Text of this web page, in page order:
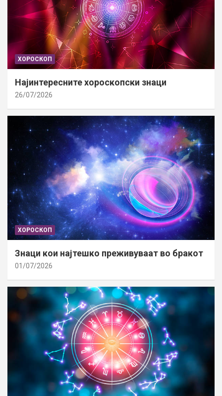
ХОРОСКОП
Најинтересните хороскопски знаци
26/07/2026
ХОРОСКОП
Знаци кои најтешко преживуваат во бракот
01/07/2026